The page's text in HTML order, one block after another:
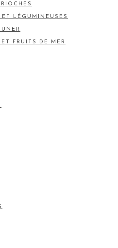
ET LÉGUMINEUSES
FRUITS DE MER